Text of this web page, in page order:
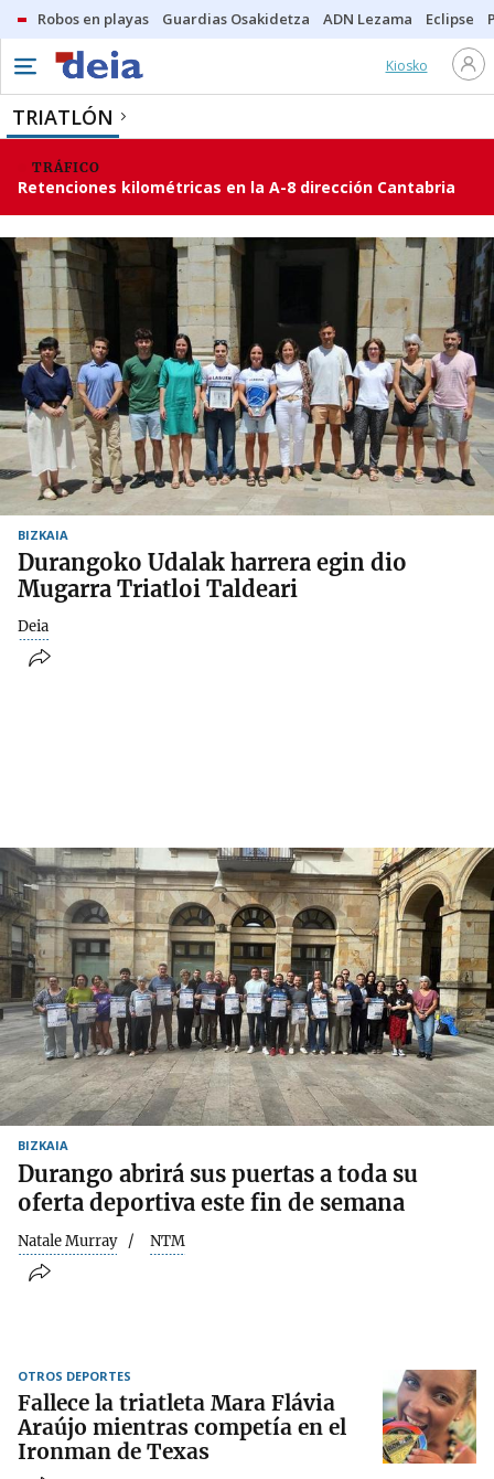
Robos en playas Guardias Osakidetza ADN Lezama Eclipse
Kiosko
TRIATLÓN
TRÁFICO
Retenciones kilométricas en la A-8 dirección Cantabria
BIZKAIA
Durangoko Udalak harrera egin dio
Mugarra Triatloi Taldeari
Deia
BIZKAIA
Durango abrirá sus puertas a toda su
oferta deportiva este fin de semana
Natale Murray NTM
OTROS DEPORTES
Fallece la triatleta Mara Flávia
Araújo mientras competía en el
Ironman de Texas